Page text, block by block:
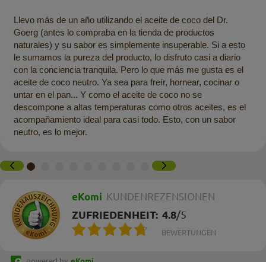
Llevo más de un año utilizando el aceite de coco del Dr.
Goerg (antes lo compraba en la tienda de productos
naturales) y su sabor es simplemente insuperable. Si a esto
le sumamos la pureza del producto, lo disfruto casi a diario
con la conciencia tranquila. Pero lo que más me gusta es el
aceite de coco neutro. Ya sea para freír, hornear, cocinar o
untar en el pan... Y como el aceite de coco no se
descompone a altas temperaturas como otros aceites, es el
acompañamiento ideal para casi todo. Esto, con un sabor
neutro, es lo mejor.
eKomi KUNDENREZENSIONEN
ZUFRIEDENHEIT: 4.8/5
BEWERTUNGEN